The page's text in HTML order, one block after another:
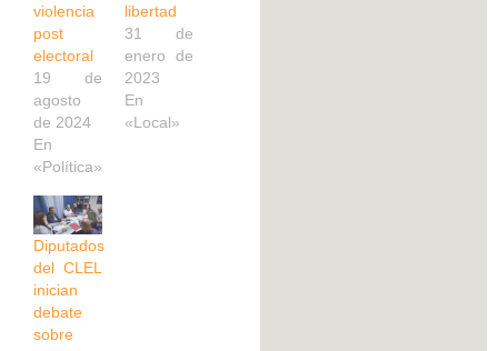
violencia
post
electoral
19 de
agosto
de 2024
En
«Política»
libertad
31 de
enero de
2023
En
«Local»
Diputados
del CLEL
inician
debate
sobre